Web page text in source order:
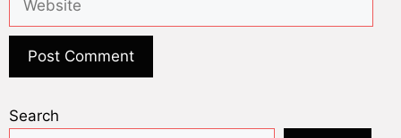
Search